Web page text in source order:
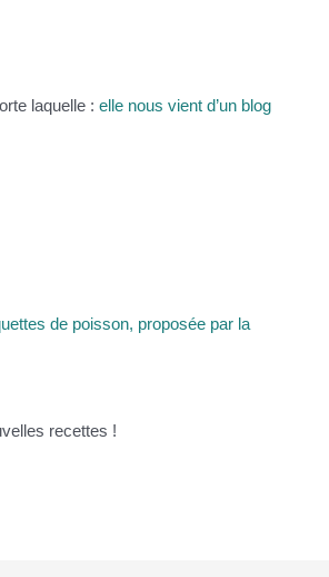
laquelle :elle nous vient d’un blog
de poisson, proposée par la
recettes !